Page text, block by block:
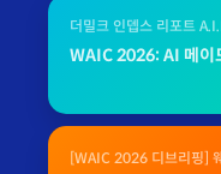
더밀크 인뎁스 리포트
WAIC 2026: AI 메이
[WAIC 2026 디브리핑]